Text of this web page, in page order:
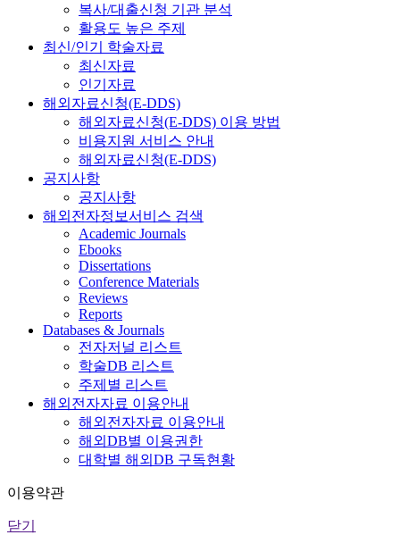
복사/대출신청 기관 분석
활용도 높은 주제
최신/인기 학술자료
최신자료
인기자료
해외자료신청(E-DDS)
해외자료신청(E-DDS) 이용 방법
비용지원 서비스 안내
해외자료신청(E-DDS)
공지사항
공지사항
해외전자정보서비스 검색
Academic Journals
Ebooks
Dissertations
Conference Materials
Reviews
Reports
Databases & Journals
전자저널 리스트
학술DB 리스트
주제별 리스트
해외전자자료 이용안내
해외전자자료 이용안내
해외DB별 이용권한
대학별 해외DB 구독현황
이용약관
닫기